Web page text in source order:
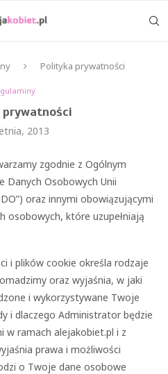
Polityka prywatności
2013
zgodnie z Ogólnym
Danych Osobowych Unii
oraz innymi obowiązującymi
osobowych, które uzupełniają
i plików cookie określa rodzaje
oraz wyjaśnia, w jaki
i wykorzystywane Twoje
i dlaczego Administrator będzie
w ramach alejakobiet.pl i z
prawa i możliwości
o Twoje dane osobowe